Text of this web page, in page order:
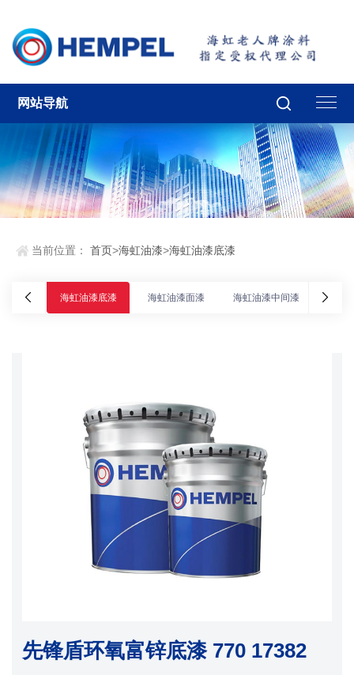
网站导航
当前位置：首页>海虹油漆>海虹油漆底漆
海虹油漆底漆 海虹油漆面漆 海虹油漆中间漆 海虹油
先锋盾环氧富锌底漆 770 17382